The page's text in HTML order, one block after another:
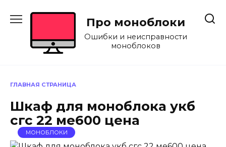
Про моноблоки
Ошибки и неисправности
моноблоков
ГЛАВНАЯ СТРАНИЦА
Шкаф для моноблока укб
сгс 22 ме600 цена
МОНОБЛОКИ